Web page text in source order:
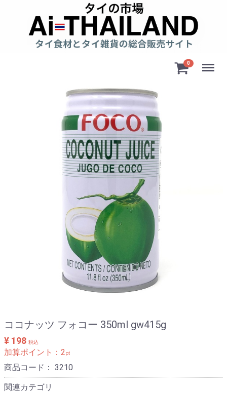
0 Menu
ココナッツ フォコー 350ml gw415g
¥ 198 税込
加算ポイント： 2pt
商品コード： 3210
関連カテゴリ